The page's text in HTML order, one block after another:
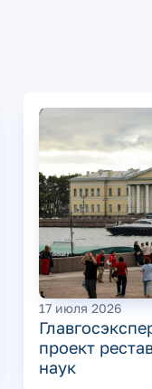
17 июля 2026
проект
наук